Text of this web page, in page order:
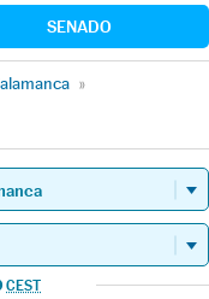
SENADO
»
CEST